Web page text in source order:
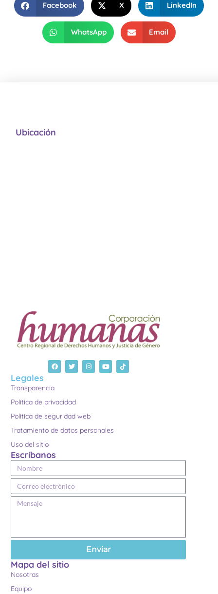
Facebook X LinkedIn
WhatsApp Email
Legales
Transparencia
Política de privacidad
Política de seguridad web
Tratamiento de datos personales
Uso del sitio
Escríbanos
Enviar
Mapa del sitio
Nosotras
Equipo
Ubicación